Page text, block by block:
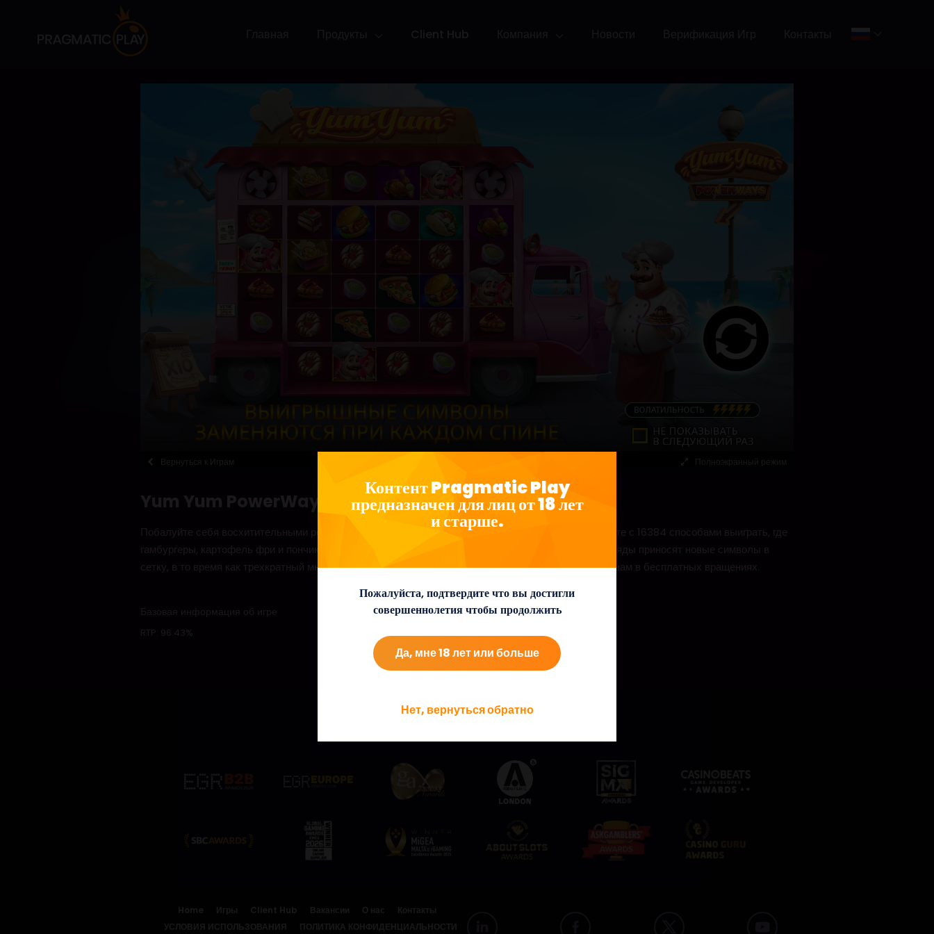
Вернуться к Играм Полноэкранный режим
Yum Yum PowerWays®
Побалуйте себя восхитительными рецептами от шеф-повара в Yum Yum PowerWays, видео слоте с 16384 способами выиграть, где
гамбургеры, картофель фри и пончики — самые заказываемые блюда! Наблюдайте, как внешние ряды приносят новые символы в
сетку, в то время как трехкратный множитель начального выигрыша применяется ко всем выигрышам в бесплатных вращениях.
Базовая информация об игре
RTP: 96.43%
Home Игры Client Hub Вакансии О нас
Контакты
УСЛОВИЯ ИСПОЛЬЗОВАНИЯ
ПОЛИТИКА КОНФИДЕНЦИАЛЬНОСТИ
Контент Pragmatic Play
предназначен для лиц от 18 лет
и старше.
Пожалуйста, подтвердите что вы достигли
совершеннолетия чтобы продолжить
Да, мне 18 лет или больше
Нет, вернуться обратно